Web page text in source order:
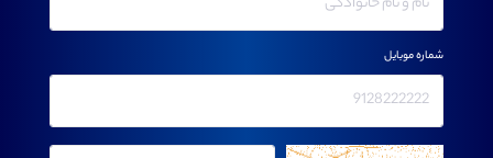
شماره موبایل